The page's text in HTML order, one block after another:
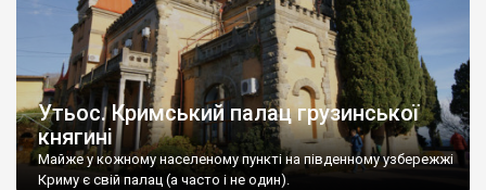
Утьос. Кримський палац грузинської
княгині
Майже у кожному населеному пункті на південному узбережжі
Криму є свій палац (а часто і не один).